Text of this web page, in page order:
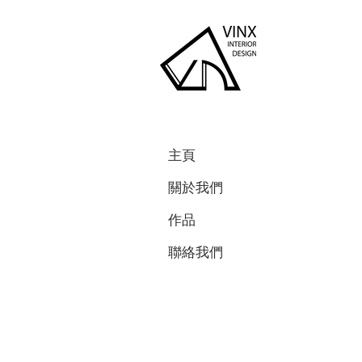
主頁
關於我們
作品
聯絡我們